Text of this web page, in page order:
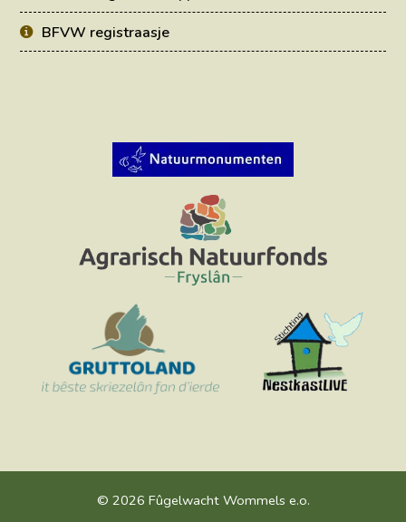
BFVW registraasje
© 2026 Fûgelwacht Wommels e.o.